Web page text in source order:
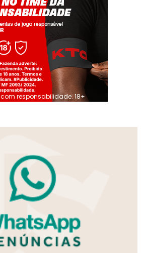
responsabilidade. 18+